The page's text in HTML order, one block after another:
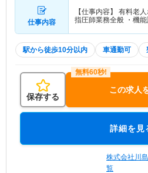
仕事内容
【仕事内容】 有料老
指圧師業務全般 ・機
駅から徒歩10分以内 車通勤可
保存する
この求人
詳細を見
株式会社川
覧